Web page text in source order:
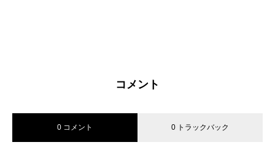
コメント
0 コメント 0 トラックバック